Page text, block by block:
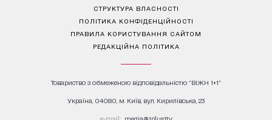
СТРУКТУРА ВЛАСНОСТІ
ПОЛІТИКА КОНФІДЕНЦІЙНОСТІ
ПРАВИЛА КОРИСТУВАННЯ САЙТОМ
РЕДАКЦІЙНА ПОЛІТИКА
Товариство з обмеженою відповідальністю "ВІЖН 1+1"
Україна, 04080, м. Київ, вул. Кирилівська, 23
е-mail: media@1plus1.tv